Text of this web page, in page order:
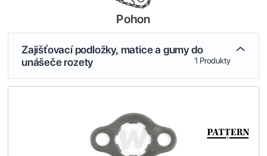
Pohon
Zajišťovací podložky, matice a gumy do
unášeče rozety
1 Produkty